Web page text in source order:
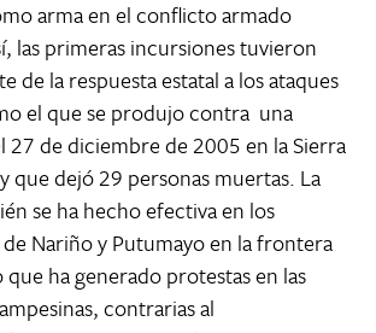
arma en el conflicto armado
las primeras incursiones tuvieron
de la respuesta estatal a los ataques
el que se produjo contra una
27 de diciembre de 2005 en la Sierra
que dejó 29 personas muertas. La
se ha hecho efectiva en los
Nariño y Putumayo en la frontera
ha generado protestas en las
contrarias al